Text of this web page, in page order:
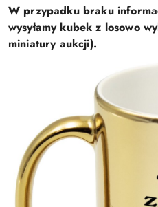
W przypadku braku
wysyłamy kubek z losowo
miniatury aukcji).